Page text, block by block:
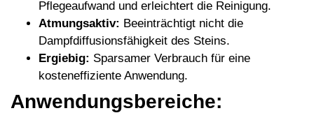
Pflegeaufwand und erleichtert die Reinigung.
Atmungsaktiv: Beeinträchtigt nicht die
Dampfdiffusionsfähigkeit des Steins.
Ergiebig: Sparsamer Verbrauch für eine
kosteneffiziente Anwendung.
Anwendungsbereiche: